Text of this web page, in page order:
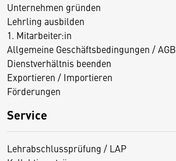
Unternehmen gründen
Lehrling ausbilden
1. Mitarbeiter:in
Allgemeine Geschäftsbedingungen / AGB
Dienstverhältnis beenden
Exportieren / Importieren
Förderungen
Service
Lehrabschlussprüfung / LAP